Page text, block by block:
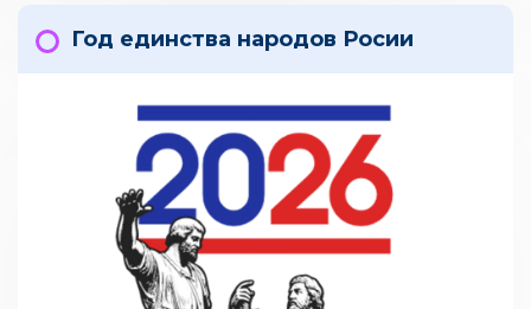
Год единства народов Росии